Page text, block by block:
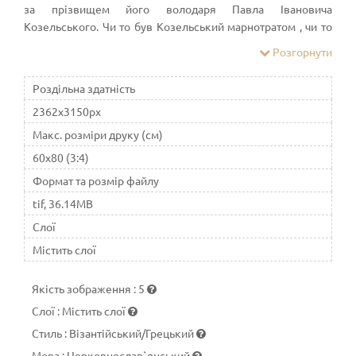
за прізвищем його володаря Павла Івановича
Козельського. Чи то був Козельський марнотратом , чи то
він маєток за борг у московський Державний банк.
Заборгував і Остроградському, тож у рахунок боргів
відписав і маєток Софії – доньці математика М. В.
Остроградського, яка вже була дружиною Капніста. Цей
родовитий вельможа був сином колишнього
московського губернатора Івана Васильовича Капніста -
нащадка відомого російського письменника Капніста.
Розгорнути
Роздільна здатність
2362x3150px
Макс. розміри друку (см)
60x80 (3:4)
Формат та розмір файлу
tif, 36.14MB
Слої
Містить слої
Якість зображення : 5
Слої : Містить слої
Стиль : Візантійський/Грецький